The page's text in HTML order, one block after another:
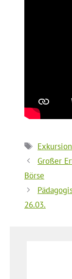
Großer
Börse
26.03.